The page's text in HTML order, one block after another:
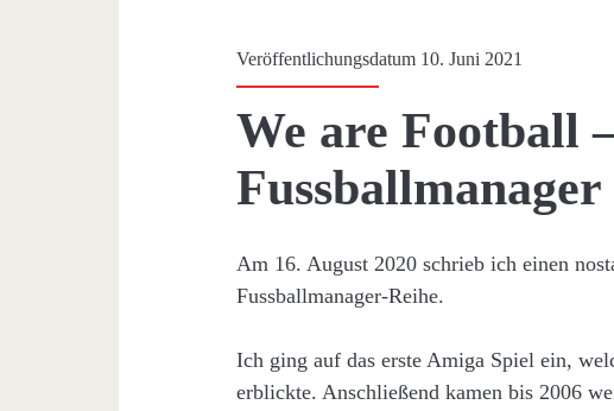
Veröffentlichungsdatum 10. Juni 2021
We are Football
Fussballmanager
Am 16. August 2020 schrieb ich einen
Fussballmanager-Reihe.
Ich ging auf das erste Amiga Spiel ein,
erblickte. Anschließend kamen bis 2006